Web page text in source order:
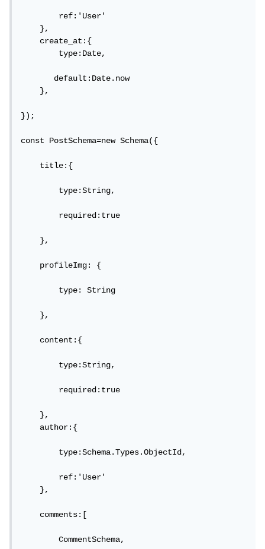
ref:'User'
},
create_at:{
type:Date,
default:Date.now
},
});
const PostSchema=new Schema({
title:{
type:String,
required:true
},
profileImg: {
type: String
},
content:{
type:String,
required:true
},
author:{
type:Schema.Types.ObjectId,
ref:'User'
},
comments:[
CommentSchema,